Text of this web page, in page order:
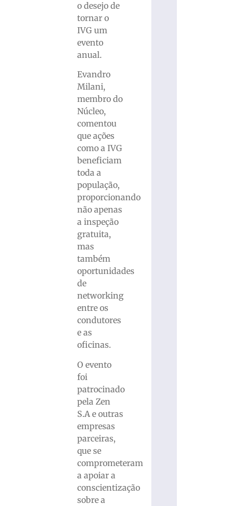
o desejo de
tornar o
IVG um
evento
anual.
Evandro
Milani,
membro do
Núcleo,
comentou
que ações
como a IVG
beneficiam
toda a
população,
proporcionando
não apenas
a inspeção
gratuita,
mas
também
oportunidades
de
networking
entre os
condutores
e as
oficinas.
O evento
foi
patrocinado
pela Zen
S.A e outras
empresas
parceiras,
que se
comprometeram
a apoiar a
conscientização
sobre a